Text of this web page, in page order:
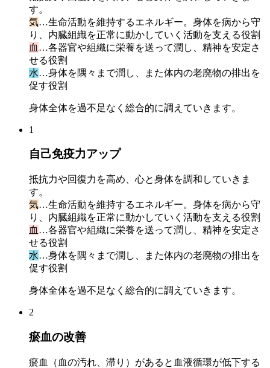
す。
気…生命活動を維持するエネルギー。身体を病から守
り、内臓組織を正常に動かしていく活動を支える役割
血 …各器官や組織に栄養を送って潤し、精神を安定さ
せる役割
水…身体を隅々まで潤し、また体内の老廃物の排出を
促す役割
身体全体を過不足なく総合的に調えていきます。
1
自己免疫力アップ
抵抗力や回復力を高め、心と身体を調和していきま
す。
気…生命活動を維持するエネルギー。身体を病から守
り、内臓組織を正常に動かしていく活動を支える役割
血 …各器官や組織に栄養を送って潤し、精神を安定さ
せる役割
水…身体を隅々まで潤し、また体内の老廃物の排出を
促す役割
身体全体を過不足なく総合的に調えていきます。
2
瘀血の改善
瘀血（血の汚れ、滞り）があると血液循環が低下する